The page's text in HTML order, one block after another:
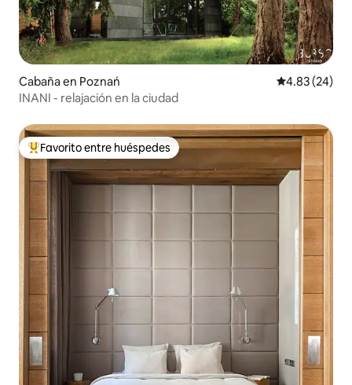
Cabaña en Poznań Calificación
4.83 (24)
INANI - relajación en la ciudad
Favorito entre huéspedes preferido
Favorito entre huéspedes